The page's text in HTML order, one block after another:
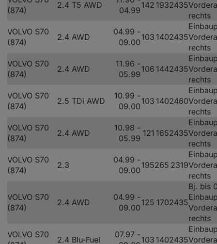
(874)
2.4 T5 AWD
04.99
142 1932435
rechts
VOLVO S70
(874)
2.4 AWD
04.99 -
09.00
103 1402435
rechts
VOLVO S70
(874)
2.4 AWD
11.96 -
05.99
106 1442435
rechts
VOLVO S70
(874)
2.5 TDi AWD
10.99 -
09.00
103 1402460
rechts
VOLVO S70
(874)
2.4 AWD
10.98 -
05.99
121 1652435
rechts
VOLVO S70
(874)
2.3
04.99 -
09.00
195265 2319
rechts
VOLVO S70
(874)
2.4 AWD
04.99 -
09.00
125 1702435
Bj. bis
rechts
VOLVO S70
2.4 Blu-Fuel
07.97 -
103 1402435